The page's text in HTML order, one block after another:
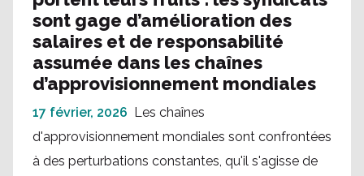
sont gage d’amélioration des
salaires et de responsabilité
assumée dans les chaînes
d’approvisionnement mondiales
17 février, 2026 Les chaînes
d'approvisionnement mondiales sont confrontées
à des perturbations constantes, qu'il s'agisse de